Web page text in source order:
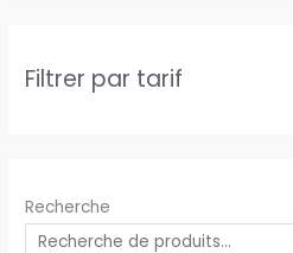
Filtrer par tarif
Recherche